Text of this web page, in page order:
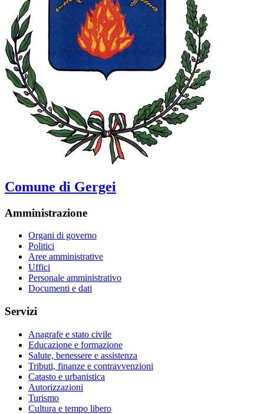
Comune di Gergei
Amministrazione
Organi di governo
Politici
Aree amministrative
Uffici
Personale amministrativo
Documenti e dati
Servizi
Anagrafe e stato civile
Educazione e formazione
Salute, benessere e assistenza
Tributi, finanze e contravvenzioni
Catasto e urbanistica
Autorizzazioni
Turismo
Cultura e tempo libero